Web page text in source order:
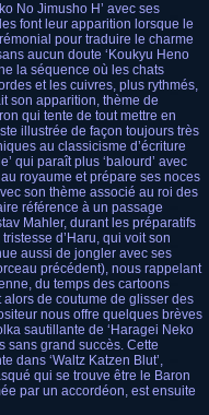
No Jimusho H’ avec ses
font leur apparition lorsque le
pour traduire le charme
aucun doute ‘Koukyu Heno
la séquence où les chats
et les cuivres, plus rythmés,
son apparition, thème de
qui tente de tout mettre en
illustrée de façon toujours très
au classicisme d’écriture
qui paraît plus ‘balourd’ avec
royaume et prépare ses noces
son thème associé au roi des
référence à un passage
Mahler, durant les préparatifs
d’Haru, qui voit son
aussi de jongler avec ses
précédent), nous rappelant
du temps des cartoons
de coutume de glisser des
nous offre quelques brèves
sautillante de ‘Haragei Neko
sans grand succès. Cette
dans ‘Waltz Katzen Blut’,
qui se trouve être le Baron
par un accordéon, est ensuite